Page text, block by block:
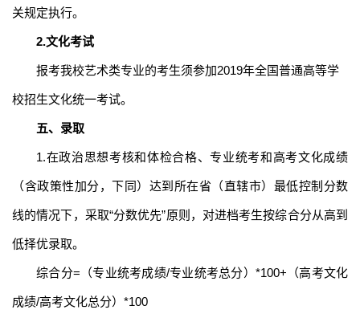
关规定执行。
2.文化考试
报考我校艺术类专业的考生须参加2019年全国普通高等学
校招生文化统一考试。
五、录取
1.在政治思想考核和体检合格、专业统考和高考文化成绩
（含政策性加分，下同）达到所在省（直辖市）最低控制分数
线的情况下，采取“分数优先”原则，对进档考生按综合分从高到
低择优录取。
综合分=（专业统考成绩/专业统考总分）*100+（高考文化
成绩/高考文化总分）*100